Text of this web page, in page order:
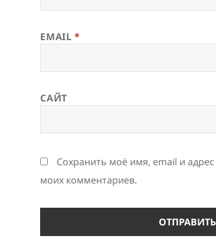
EMAIL*
САЙТ
Сохранить моё имя, email и
моих комментариев.